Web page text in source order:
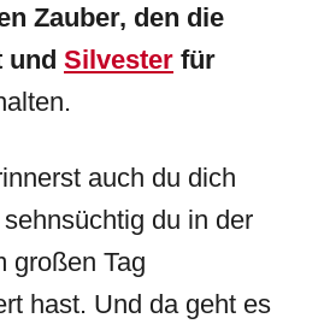
Zauber, den die
und Silvester für
auch du dich
du in der
großen Tag
hast. Und da geht es